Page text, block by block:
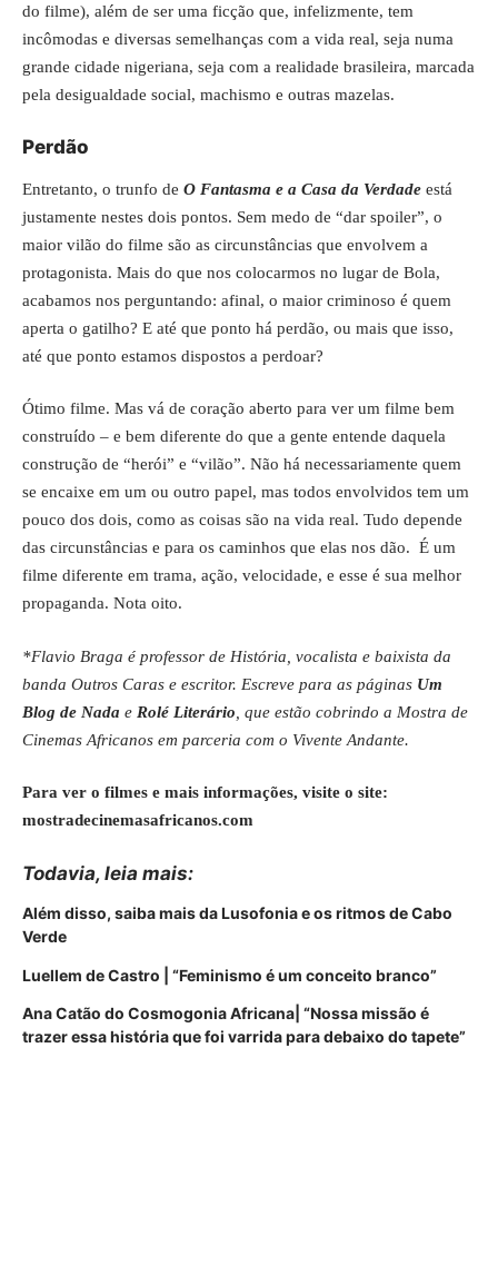
do filme), além de ser uma ficção que, infelizmente, tem
incômodas e diversas semelhanças com a vida real, seja numa
grande cidade nigeriana, seja com a realidade brasileira, marcada
pela desigualdade social, machismo e outras mazelas.
Perdão
Entretanto, o trunfo de O Fantasma e a Casa da Verdade está
justamente nestes dois pontos. Sem medo de “dar spoiler”, o
maior vilão do filme são as circunstâncias que envolvem a
protagonista. Mais do que nos colocarmos no lugar de Bola,
acabamos nos perguntando: afinal, o maior criminoso é quem
aperta o gatilho? E até que ponto há perdão, ou mais que isso,
até que ponto estamos dispostos a perdoar?
Ótimo filme. Mas vá de coração aberto para ver um filme bem
construído – e bem diferente do que a gente entende daquela
construção de “herói” e “vilão”. Não há necessariamente quem
se encaixe em um ou outro papel, mas todos envolvidos tem um
pouco dos dois, como as coisas são na vida real. Tudo depende
das circunstâncias e para os caminhos que elas nos dão. É um
filme diferente em trama, ação, velocidade, e esse é sua melhor
propaganda. Nota oito.
*Flavio Braga é professor de História, vocalista e baixista da
banda Outros Caras e escritor. Escreve para as páginas Um
Blog de Nada e Rolé Literário , que estão cobrindo a Mostra de
Cinemas Africanos em parceria com o Vivente Andante.
Para ver o filmes e mais informações, visite o site:
mostradecinemasafricanos.com
Todavia, leia mais:
Além disso, saiba mais da Lusofonia e os ritmos de Cabo
Verde
Luellem de Castro | “Feminismo é um conceito branco”
Ana Catão do Cosmogonia Africana| “Nossa missão é
trazer essa história que foi varrida para debaixo do tapete”